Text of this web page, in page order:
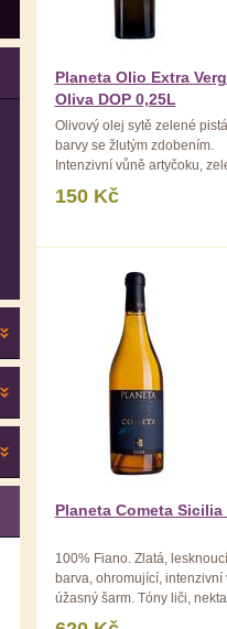
Planeta Olio Extra
Oliva DOP 0,25L
Olivový olej sytě zelené
barvy se žlutým zdobením.
Intenzivní vůně artyčoku,
rajčat, rostlin a bylin ...
150 Kč
Planeta Cometa Sicilia
100% Fiano. Zlatá,
barva, ohromující, intenzivní
úžasný šarm. Tóny liči,
ananasu, mandarinek,